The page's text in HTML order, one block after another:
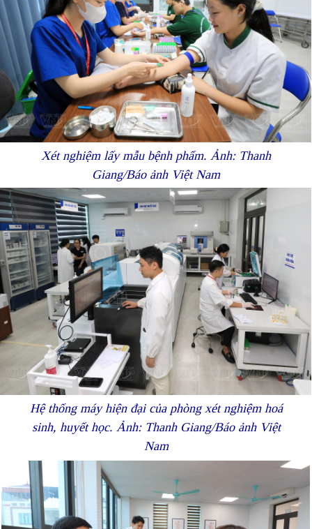
Xét nghiệm lấy mẫu bệnh phẩm. Ảnh: Thanh
Giang/Báo ảnh Việt Nam
Hệ thống máy hiện đại của phòng xét nghiệm hoá
sinh, huyết học. Ảnh: Thanh Giang/Báo ảnh Việt
Nam